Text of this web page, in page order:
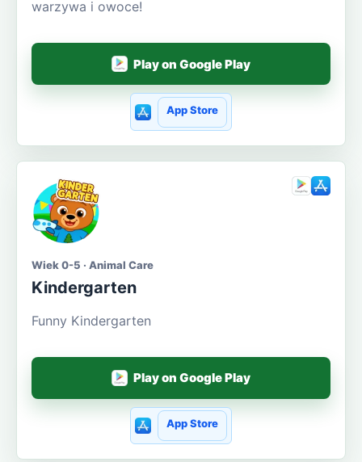
warzywa i owoce!
Play on Google Play
App Store
Wiek 0-5 · Animal Care
Kindergarten
Funny Kindergarten
Play on Google Play
App Store